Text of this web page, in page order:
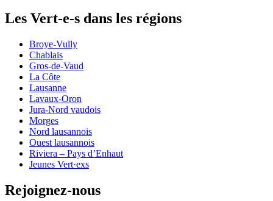
Les Vert-e-s dans les régions
Broye-Vully
Chablais
Gros-de-Vaud
La Côte
Lausanne
Lavaux-Oron
Jura-Nord vaudois
Morges
Nord lausannois
Ouest lausannois
Riviera – Pays d’Enhaut
Jeunes Vert·exs
Rejoignez-nous